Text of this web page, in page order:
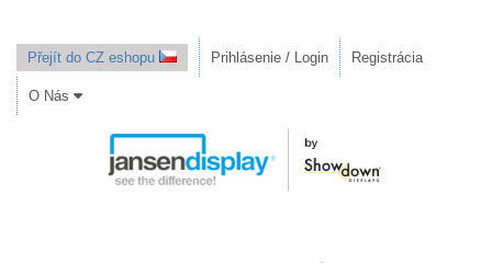
Přejít do CZ eshopu Prihlásenie / Login Registrácia
O Nás